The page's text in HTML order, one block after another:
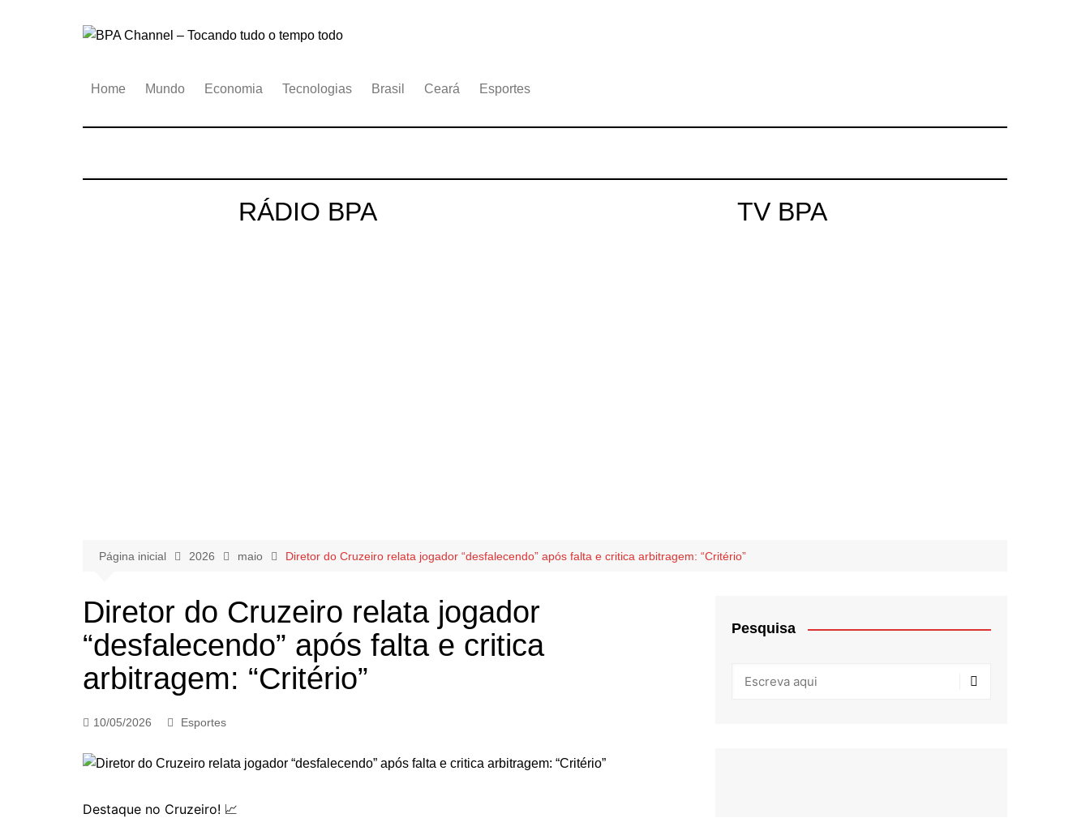
Home
Mundo Economia Tecnologias Brasil Ceará Esportes
RÁDIO BPA TV BPA
Página inicial 2026 maio Diretor do Cruzeiro relata jogador “desfalecendo” após falta e critica arbitragem: “Critério”
Diretor do Cruzeiro relata jogador
“desfalecendo” após falta e critica
arbitragem: “Critério”
10/05/2026 Esportes
Destaque no Cruzeiro! 📈
Pesquisa